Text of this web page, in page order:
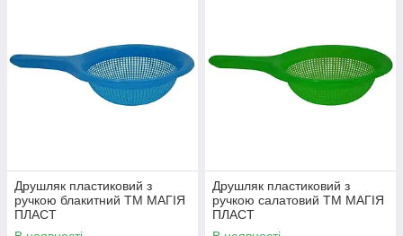
Друшляк пластиковий з
ручкою блакитний ТМ МАГІЯ
ПЛАСТ
Друшляк пластиковий з
ручкою салатовий ТМ МАГІЯ
ПЛАСТ